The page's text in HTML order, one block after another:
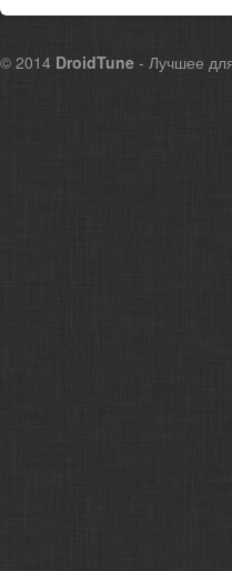
© 2014 DroidTune - Лучшее